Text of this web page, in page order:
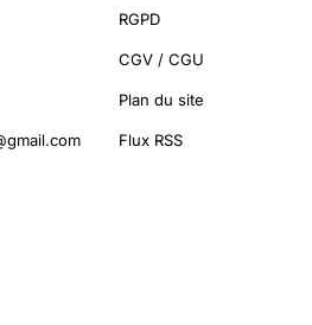
RGPD
CGV / CGU
Plan du site
Flux RSS